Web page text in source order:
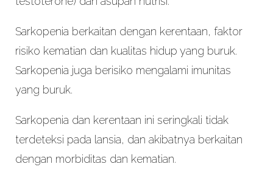
Sarkopenia berkaitan dengan kerentaan, faktor
risiko kematian dan kualitas hidup yang buruk.
Sarkopenia juga berisiko mengalami imunitas
yang buruk.
Sarkopenia dan kerentaan ini seringkali tidak
terdeteksi pada lansia, dan akibatnya berkaitan
dengan morbiditas dan kematian.